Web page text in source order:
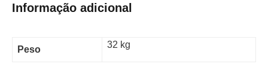
Informação adicional
Peso 32 kg